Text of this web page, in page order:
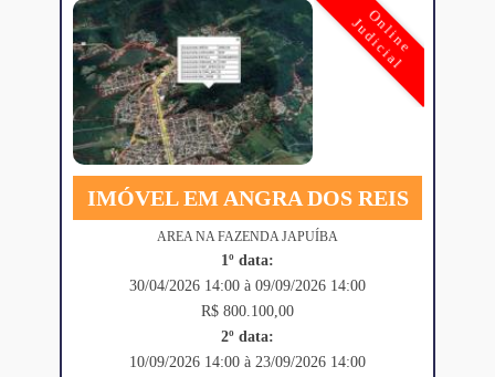
Online
Judicial
IMÓVEL EM ANGRA DOS REIS
AREA NA FAZENDA JAPUÍBA
1º data:
30/04/2026 14:00 à 09/09/2026 14:00
R$ 800.100,00
2º data:
10/09/2026 14:00 à 23/09/2026 14:00